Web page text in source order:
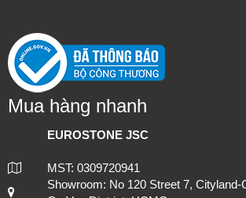
Customer Support
Shopping Advice
Sales Procedure
Policies and Regulations
Privacy policy